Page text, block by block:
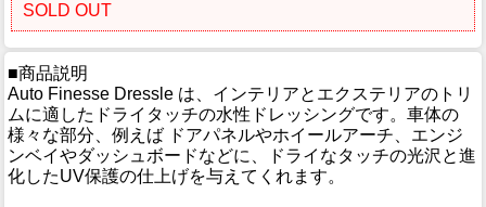
SOLD OUT
■商品説明
Auto Finesse Dressle は、インテリアとエクステリアのトリ
ムに適したドライタッチの水性ドレッシングです。車体の
様々な部分、例えば ドアパネルやホイールアーチ、エンジ
ンベイやダッシュボードなどに、ドライなタッチの光沢と進
化したUV保護の仕上げを与えてくれます。